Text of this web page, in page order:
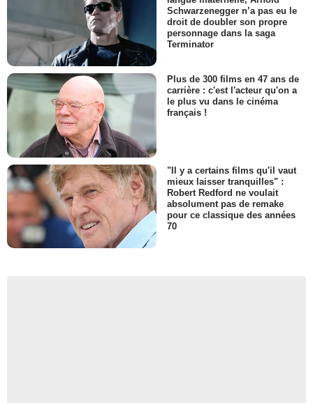
Schwarzenegger n’a pas eu le
droit de doubler son propre
personnage dans la saga
Terminator
Plus de 300 films en 47 ans de
carrière : c'est l'acteur qu'on a
le plus vu dans le cinéma
français !
"Il y a certains films qu'il vaut
mieux laisser tranquilles" :
Robert Redford ne voulait
absolument pas de remake
pour ce classique des années
70